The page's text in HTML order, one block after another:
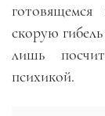
готовящемся
скорую
лишь
психикой.